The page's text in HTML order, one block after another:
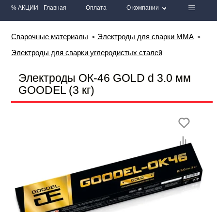
% АКЦИИ Главная Оплата О компании
Сварочные материалы
Электроды для сварки MMA
Электроды для сварки углеродистых сталей
Электроды ОК-46 GOLD d 3.0 мм
GOODEL (3 кг)